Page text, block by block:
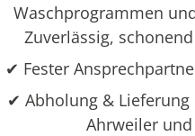
Waschprogrammen
Zuverlässig,
✔ Fester
✔ Abholung & Lieferung
Ahrweiler